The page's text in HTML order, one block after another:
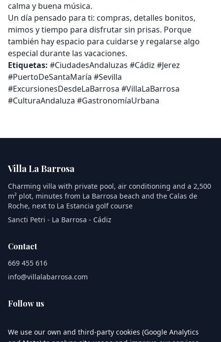
calma y buena música.
Un día pensado para ti: compras, detalles bonitos,
mimos y tiempo para disfrutar sin prisas. Porque
también hay espacio para cuidarse y regalarse algo
especial durante las vacaciones.
Etiquetas: #CiudadesAndaluzas #Cádiz #Jerez
#PuertoDeSantaMaría #Sevilla
#ExcursionesDesdeLaBarrosa #VillaLaBarrosa
#CulturaAndaluza #GastronomíaUrbana
Villa La Barrosa
Charming villa with private pool, air conditioning and a 2,500
m² plot, minutes from La Barrosa beach and the Calas de
Roche, next to La Estancia golf course
Sancti Petri - La Barrosa - Cádiz
Contact
669 455 616
info@villalabarrosa.com
Follow us
We use our own and third-party cookies (Google Analytics